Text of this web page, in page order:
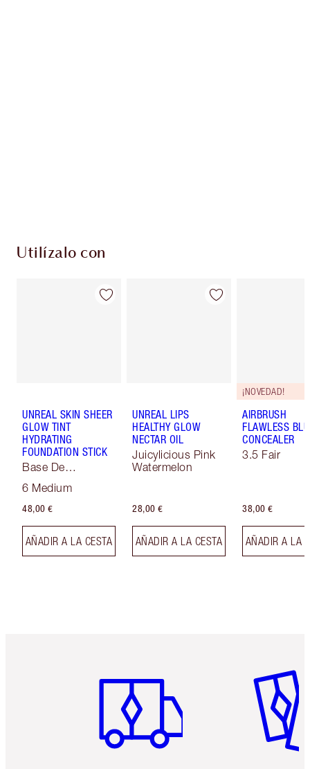
Utilízalo con
UNREAL SKIN SHEER
GLOW TINT
HYDRATING
FOUNDATION STICK
Base De
Focus
6 Medium
48,00 €
AÑADIR A LA CESTA
UNREAL LIPS
HEALTHY GLOW
NECTAR OIL
Juicylicious Pink
Watermelon
28,00 €
AÑADIR A LA CESTA
¡NOVEDAD!
AIRBRUSH
FLAWLESS
CONCEALER
3.5 Fair
38,00 €
AÑADIR A LA